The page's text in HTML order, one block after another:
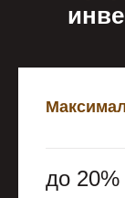
до 20%